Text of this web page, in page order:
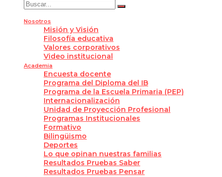
Nosotros
Misión y Visión
Filosofía educativa
Valores corporativos
Video institucional
Academia
Encuesta docente
Programa del Diploma del IB
Programa de la Escuela Primaria (PEP)
Internacionalización
Unidad de Proyección Profesional
Programas Institucionales
Formativo
Bilingüismo
Deportes
Lo que opinan nuestras familias
Resultados Pruebas Saber
Resultados Pruebas Pensar